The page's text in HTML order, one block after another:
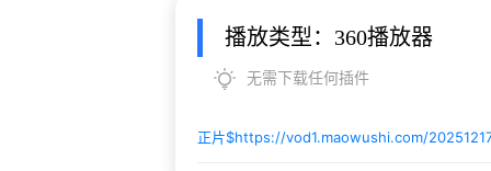
播放类型：360播放器
无需下载任何插件
正片$https://vod1.maowushi.com/